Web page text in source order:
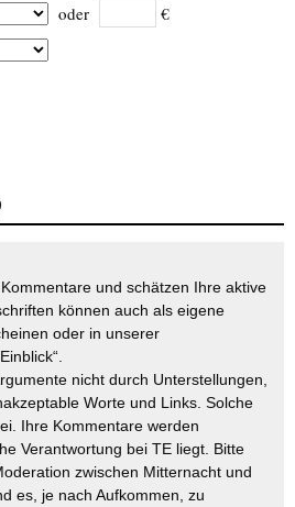
oder €
und schätzen Ihre aktive
können auch als eigene
oder in unserer
nicht durch Unterstellungen,
Worte und Links. Solche
Ihre Kommentare werden
Verantwortung bei TE liegt. Bitte
zwischen Mitternacht und
es, je nach Aufkommen, zu